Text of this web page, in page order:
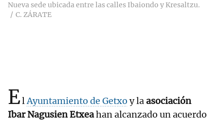
Nueva sede ubicada entre las calles Ibaiondo y Kresaltzu.
C. ZÁRATE
ElAyuntamiento de Getxo y laasociación
Ibar Nagusien Etxeahan alcanzado un acuerdo